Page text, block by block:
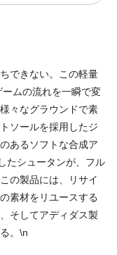
できない。この軽量
ムの流れを一瞬で変
々なグラウンドで素
ソールを採用したジ
あるソフトな合成ア
たシュータンが、フル
の製品には、リサイ
素材をリユースする
そしてアディダス製
。\n